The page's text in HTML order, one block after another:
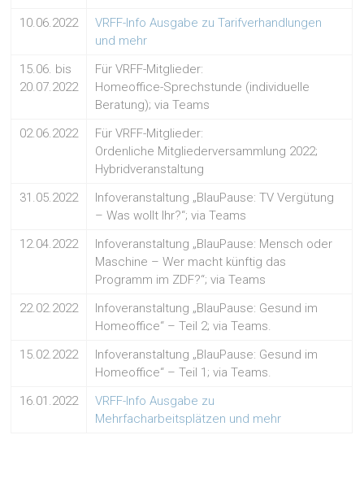
10.06.2022
VRFF-Info Ausgabe zu Tarifverhandlungen
und mehr
15.06. bis
20.07.2022
Für VRFF-Mitglieder:
Homeoffice-Sprechstunde (individuelle
Beratung); via Teams
02.06.2022
Für VRFF-Mitglieder:
Ordenliche Mitgliederversammlung 2022;
Hybridveranstaltung
31.05.2022
Infoveranstaltung „BlauPause: TV Vergütung
– Was wollt Ihr?“; via Teams
12.04.2022
Infoveranstaltung „BlauPause: Mensch oder
Maschine – Wer macht künftig das
Programm im ZDF?“; via Teams
22.02.2022
Infoveranstaltung „BlauPause: Gesund im
Homeoffice“ – Teil 2; via Teams.
15.02.2022
Infoveranstaltung „BlauPause: Gesund im
Homeoffice“ – Teil 1; via Teams.
16.01.2022
VRFF-Info Ausgabe zu
Mehrfacharbeitsplätzen und mehr